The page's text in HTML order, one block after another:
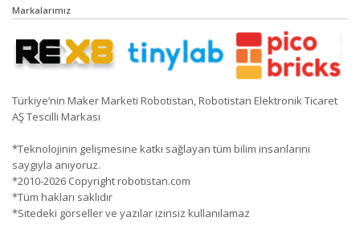
Markalarımız
Türkiye’nin Maker Marketi Robotistan, Robotistan Elektronik Ticaret
AŞ Tescilli Markası
*Teknolojinin gelişmesine katkı sağlayan tüm bilim insanlarını
saygıyla anıyoruz.
*2010-2026 Copyright robotistan.com
*Tüm hakları saklıdır
*Sitedeki görseller ve yazılar izinsiz kullanılamaz